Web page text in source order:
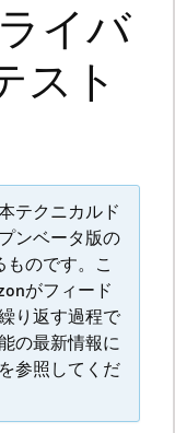
イバ
スト
本テクニカルド
ンベータ版の
のです。こ
がフィード
り返す過程で
の最新情報に
を参照してくだ